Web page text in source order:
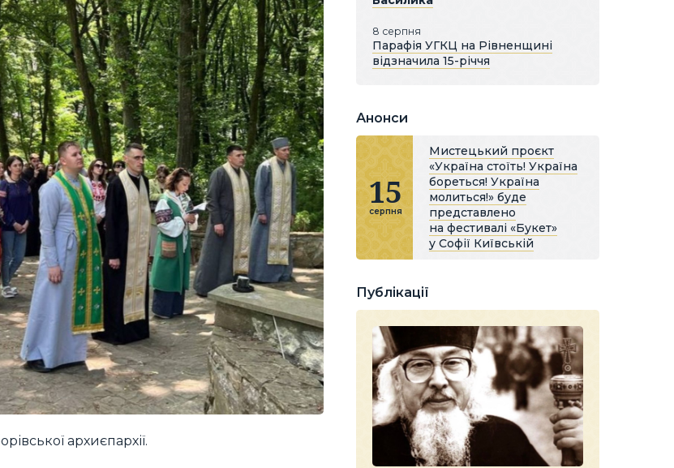
архиєпархії.
8 серпня
Парафія УГКЦ на Рівненщині
відзначила 15-річчя
Анонси
15
серпня
Мистецький проєкт
«Україна стоїть! Україна
бореться! Україна
молиться!» буде
представлено
на фестивалі «Букет»
у Софії Київській
Публікації